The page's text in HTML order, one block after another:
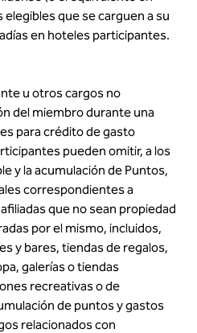
que se carguen a su
en hoteles participantes.
u otros cargos no
del miembro durante una
para crédito de gasto
pueden omitir, a los
y la acumulación de Puntos,
correspondientes a
que no sean propiedad
por el mismo, incluidos,
y bares, tiendas de regalos,
galerías o tiendas
recreativas o de
de puntos y gastos
relacionados con